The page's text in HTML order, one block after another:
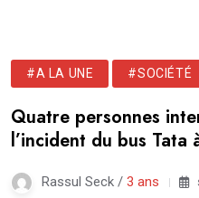
#A LA UNE #SOCIÉTÉ
Quatre personnes
l’incident du bus Tata
Rassul Seck / 3 ans